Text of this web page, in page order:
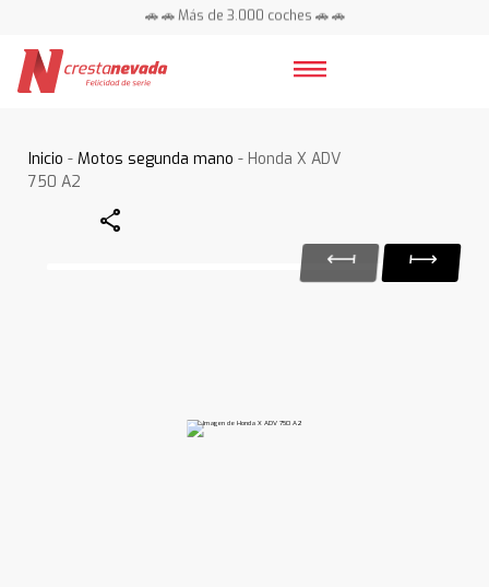
🚗 🚗 Más de 3.000 coches 🚗 🚗
Inicio -Motos segunda mano - Honda X ADV
750 A2
Share